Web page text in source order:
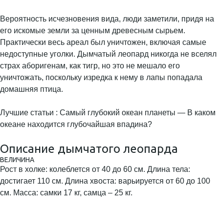
Вероятность исчезновения вида, люди заметили, придя на
его искомые земли за ценным древесным сырьем.
Практически весь ареал был уничтожен, включая самые
недоступные уголки. Дымчатый леопард никогда не вселял
страх аборигенам, как тигр, но это не мешало его
уничтожать, поскольку изредка к нему в лапы попадала
домашняя птица.
Лучшие статьи : Самый глубокий океан планеты — В каком
океане находится глубочайшая впадина?
Описание дымчатого леопарда
ВЕЛИЧИНА
Рост в холке: колеблется от 40 до 60 см. Длина тела:
достигает 110 см. Длина хвоста: варьируется от 60 до 100
см. Масса: самки 17 кг, самца – 25 кг.